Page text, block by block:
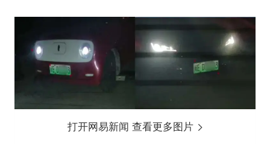
打开网易新闻 查看更多图片